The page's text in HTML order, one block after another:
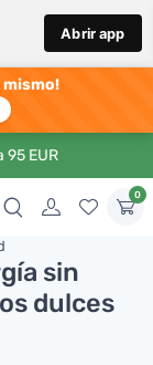
Abrir app
mismo!
95 EUR
0
sin
dulces